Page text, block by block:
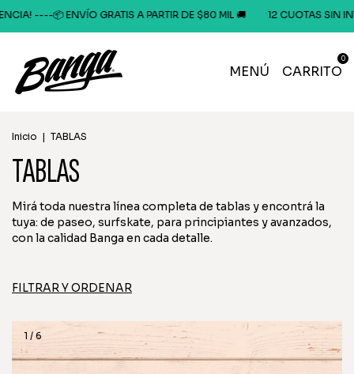
DE $80 MIL 🚚 12 CUOTAS SIN INTERÉS o 20% OFF x
MENÚ CARRITO
0
Inicio | TABLAS
TABLAS
Mirá toda nuestra línea completa de tablas y encontrá la
tuya: de paseo, surfskate, para principiantes y avanzados,
con la calidad Banga en cada detalle.
FILTRAR Y ORDENAR
1 / 6